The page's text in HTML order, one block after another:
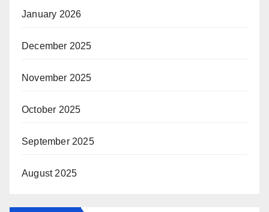
January 2026
December 2025
November 2025
October 2025
September 2025
August 2025